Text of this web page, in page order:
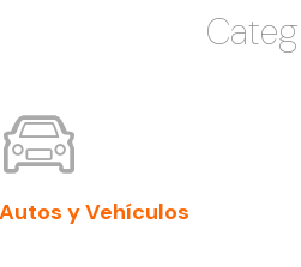
Autos y Vehículos